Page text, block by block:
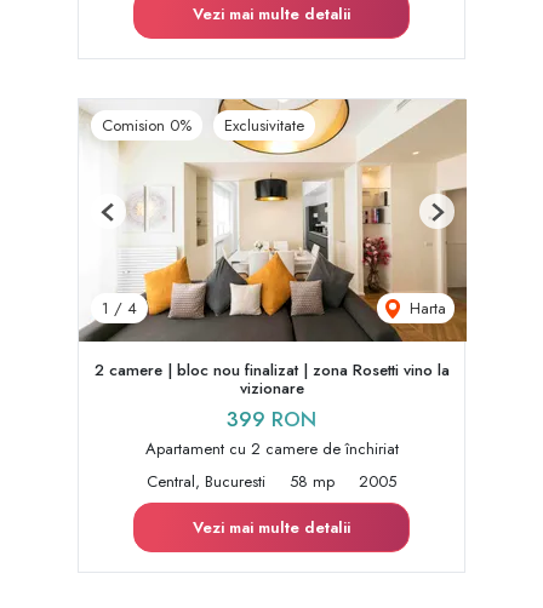
Vezi mai multe detalii
Comision 0% Exclusivitate
1 / 4 Harta
Previous Next
2 camere | bloc nou finalizat | zona Rosetti vino la
vizionare
399 RON
Apartament cu 2 camere de închiriat
Central, Bucuresti
58 mp
2005
Vezi mai multe detalii